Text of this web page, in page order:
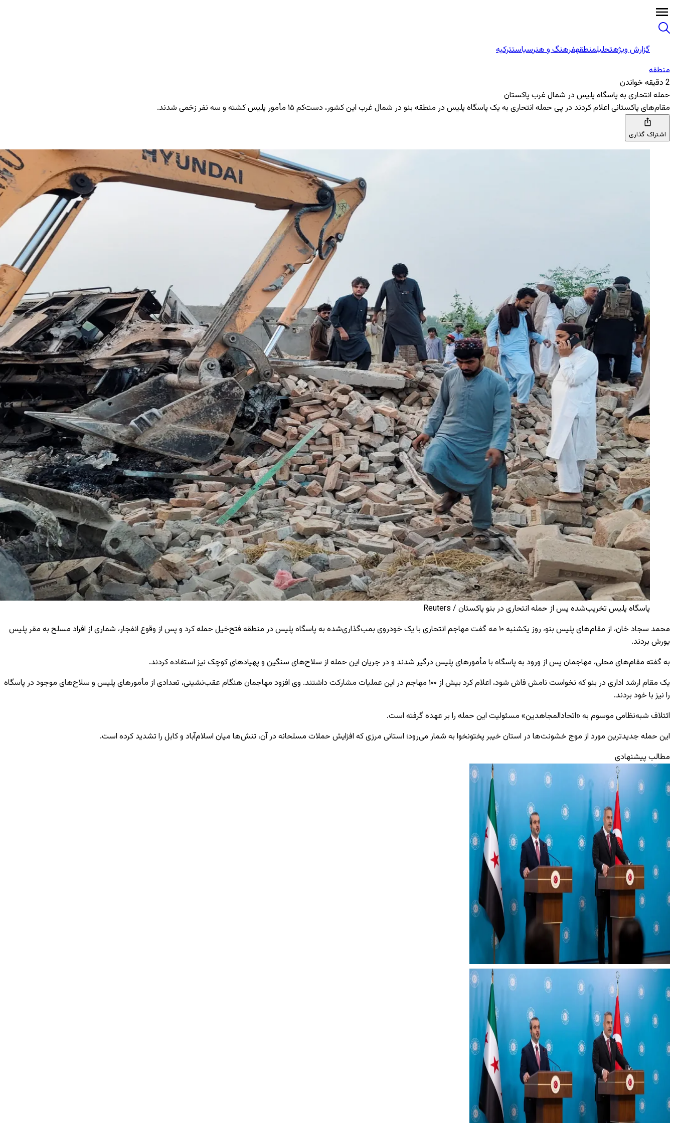
گزارش ویژهتحلیلمنطقهفرهنگ و هنرسیاستترکیه
منطقه‌
2 دقیقه خواندن
حمله انتحاری به پاسگاه پلیس در شمال غرب پاکستان
مقام‌های پاکستانی اعلام کردند در پی حمله انتحاری به یک پاسگاه پلیس در منطقه بنو در شمال غرب این کشور، دست‌کم ۱۵ مأمور پلیس کشته و سه نفر زخمی شدند.
اشتراک گذاری
پاسگاه پلیس تخریب‌شده پس از حمله انتحاری در بنو پاکستان / Reuters
محمد سجاد خان، از مقام‌های پلیس بنو، روز یکشنبه ۱۰ مه گفت مهاجم انتحاری با یک خودروی بمب‌گذاری‌شده به پاسگاه پلیس در منطقه فتح‌خیل حمله کرد و پس از وقوع انفجار، شماری از افراد مسلح به مقر پلیس
یورش بردند.
به گفته مقام‌های محلی، مهاجمان پس از ورود به پاسگاه با مأمورهای پلیس درگیر شدند و در جریان این حمله از سلاح‌های سنگین و پهپادهای کوچک نیز استفاده کردند.
یک مقام ارشد اداری در بنو که نخواست نامش فاش شود، اعلام کرد بیش از ۱۰۰ مهاجم در این عملیات مشارکت داشتند. وی افزود مهاجمان هنگام عقب‌نشینی، تعدادی از مأمورهای پلیس و سلاح‌های موجود در پاسگاه
را نیز با خود بردند.
ائتلاف شبه‌نظامی موسوم به «اتحادالمجاهدین» مسئولیت این حمله را بر عهده گرفته است.
این حمله جدیدترین مورد از موج خشونت‌ها در استان خیبر پختونخوا به شمار می‌رود؛ استانی مرزی که افزایش حملات مسلحانه در آن، تنش‌ها میان اسلام‌آباد و کابل را تشدید کرده است.
مطالب پیشنهادی